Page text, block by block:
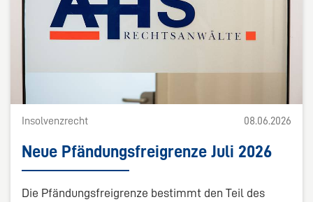
Insolvenzrecht 08.06.2026
Neue Pfändungsfreigrenze Juli 2026
Die Pfändungsfreigrenze bestimmt den Teil des